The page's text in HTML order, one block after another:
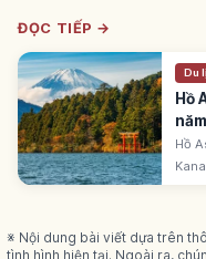
ĐỌC TIẾP →
Du
Hồ
Hồ
lửa
※ Nội dung bài viết dựa trên
tình hình hiện tại. Ngoài ra,